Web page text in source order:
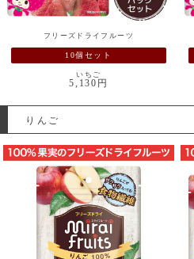
フリーズドライフルーツ
10個セット
いちご
5,130円
りんご